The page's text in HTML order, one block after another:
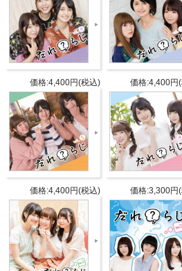
商品詳
DETAIL
発売日 2017年2月25日(
出演
野村香菜子
駒形友梨
角元明日香
価格:4,400円(税込) 価格:4,400円
価格:4,400円(税込) 価格:3,300円